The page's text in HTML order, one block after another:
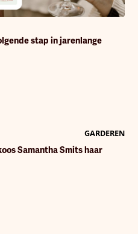
stap in jarenlange
GARDEREN
Samantha Smits haar